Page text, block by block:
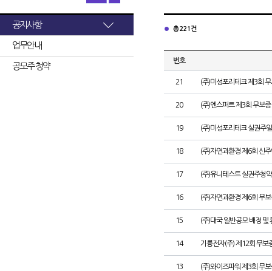
공지사항
업무안내
공모주 청약
총 221건
번호
21 (주)미성포리테크 제3회
20 (주)엔스퍼트 제3회 무보
19 (주)미성포리테크 실권주
18 (주)자연과환경 제6회 신
17 (주)유니테스트 실권주청
16 (주)자연과환경 제6회 무
15 (주)대국 일반공모 배정 및
14 기륭전자(주) 제12회 무보
13 (주)와이즈파워 제3회 무